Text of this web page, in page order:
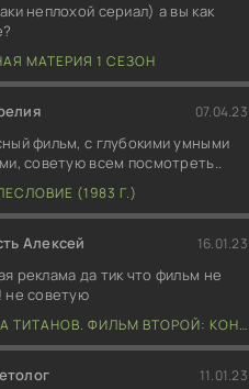
неплохой сериал) а вы как
МАТЕРИЯ 1 СЕЗОН
07.04.23
фильм, с глубокими умными
советую всем посмотреть..
(1983 Г.)
Алексей 16.01.23
реклама да тик что фильм не
советую
ТИТАНОВ. ФИЛЬМ ВТОРОЙ: КОНЕЦ СВЕТА
11.01.23